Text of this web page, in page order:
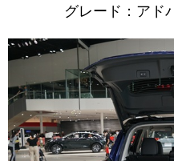
グレード：アド